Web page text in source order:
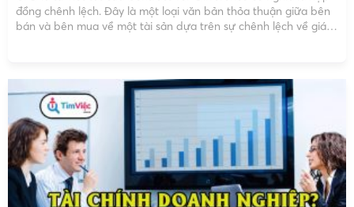
đồng chênh lệch. Đây là một loại văn bản thỏa thuận giữa bên
bán và bên mua về một tài sản dựa trên sự chênh lệch về giá